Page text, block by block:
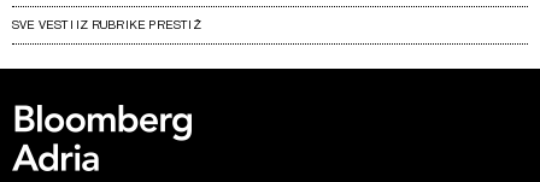
SVE VESTI IZ RUBRIKE PRESTIŽ